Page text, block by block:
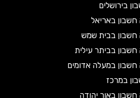
באריאל
בבית שמש
בביתר עילית
במעלה אדומים
באור יהודה